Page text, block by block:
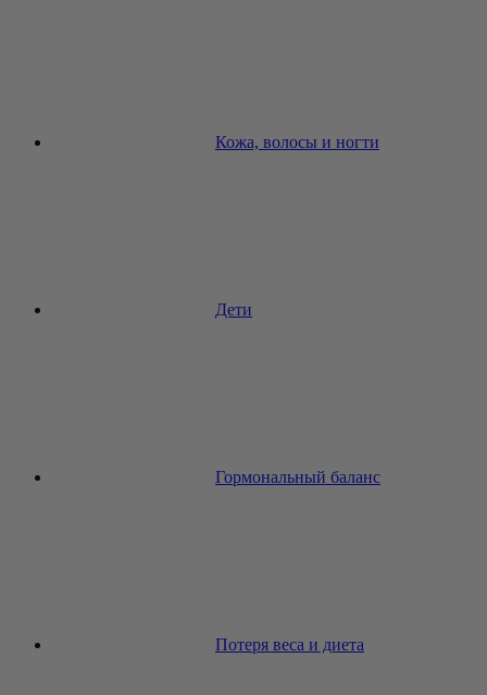
Кожа, волосы и ногти
Дети
Гормональный баланс
Потеря веса и диета